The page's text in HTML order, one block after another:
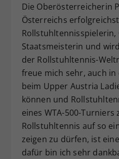
Die Oberösterreicherin
Österreichs
Rollstuhltennisspielerin,
Staatsmeisterin und
der Rollstuhltennis-
freue mich sehr, auch in
beim Upper Austria
können und
eines WTA-500-
Rollstuhltennis auf so
zeigen zu dürfen, ist
dafür bin ich sehr